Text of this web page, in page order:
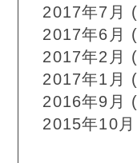
2017年7月
2017年6月
2017年2月
2017年1月
2016年9月
2015年10月